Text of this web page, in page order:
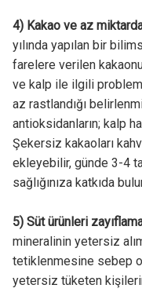
4) Kakao ve az
yılında yapılan bir
farelere verilen
ve kalp ile ilgili
az rastlandığı
antioksidanların; kalp
Şekersiz kakaoları
ekleyebilir, günde 3-4
sağlığınıza katkıda
5) Süt ürünleri
mineralinin yetersiz
tetiklenmesine sebep
yetersiz tüketen